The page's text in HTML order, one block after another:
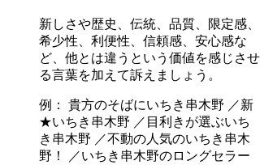
新しさや歴史、伝統、品質、限定感、
希少性、利便性、信頼感、安心感な
ど、他とは違うという価値を感じさせ
る言葉を加えて訴えましょう。
例： 貴方のそばにいちき串木野 ／新
★いちき串木野 ／目利きが選ぶいち
き串木野 ／不動の人気のいちき串木
野！ ／いちき串木野のロングセラー